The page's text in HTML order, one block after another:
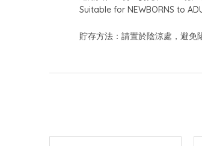
Suitable for NEWBORNS to
貯存方法：請置於陰涼處，避免